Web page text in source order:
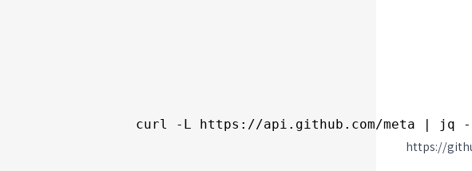
curl -L https://api.github.com/meta | jq
https://